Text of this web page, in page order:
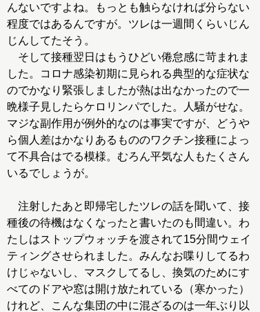
んないですよね。もっとも触らなければ分らない
程度ではあるんですが。ツレは一週間くらいじん
じんしてたそう。
そして接種翌日はもうひどい倦怠感に苛まれま
した。コロナ感染初期に見られる典型的な症状な
のでかなり緊張しましたが熱は出なかったので一
晩様子見したらケロリンパでした。人騒がせな。
マジな副作用が例外的なのは事実ですが、どうや
ら個人差はかなりあるもののワクチン接種によっ
て不具合はでる模様。むろん平気な人もたくさん
いるでしょうが。
注射したあと即帰宅したツレの話を聞いて、接
種後の待機はなくなったと書いたのも間違い。わ
たしはストップウォッチを渡されて15分間ウェイ
ティングさせられました。みんなお喋りしてるわ
けじゃないし、マスクしてるし、換気のためにす
べてのドアや窓は開け放たれている（寒かった）
けれど、こんな集団の中に混ざるのは一年ぶり以